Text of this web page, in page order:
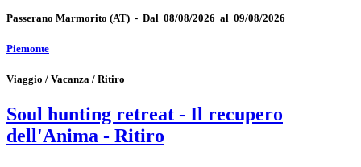
Passerano Marmorito (AT) - Dal 08/08/2026 al 09/08/2026
Piemonte
Viaggio / Vacanza / Ritiro
Soul hunting retreat - Il recupero
dell'Anima - Ritiro